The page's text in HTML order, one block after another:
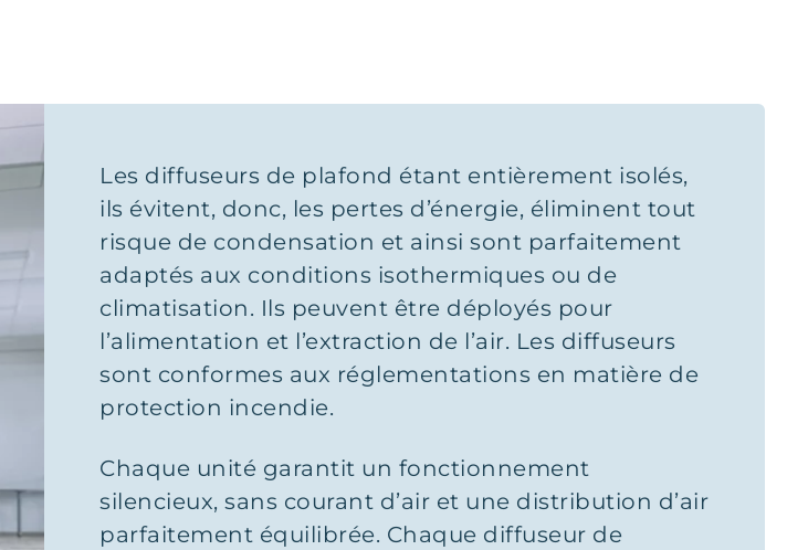
Les diffuseurs de plafond étant entièrement isolés,
ils évitent, donc, les pertes d’énergie, éliminent tout
risque de condensation et ainsi sont parfaitement
adaptés aux conditions isothermiques ou de
climatisation. Ils peuvent être déployés pour
l’alimentation et l’extraction de l’air. Les diffuseurs
sont conformes aux réglementations en matière de
protection incendie.
Chaque unité garantit un fonctionnement
silencieux, sans courant d’air et une distribution d’air
parfaitement équilibrée. Chaque diffuseur de